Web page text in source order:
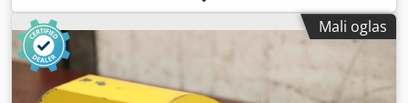
točka: prihvat: Ø 127 mm -Prihvat: stožasta šuplja osovina
Ø 50–60 mm -Oznaka tipa: nije navedena -Dimenzija
ukupno: Ø 180 x 90 mm -Težina: 8 kg
Mali oglas